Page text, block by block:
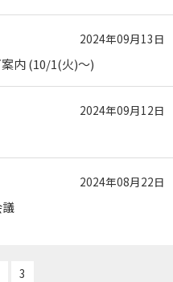
2024年09月13日
内 (10/1(火)～)
2024年09月12日
2024年08月22日
3